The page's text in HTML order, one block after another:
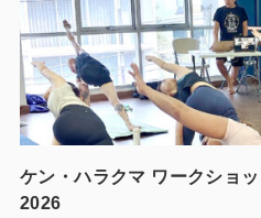
ケン・ハラクマ ワークショ
2026